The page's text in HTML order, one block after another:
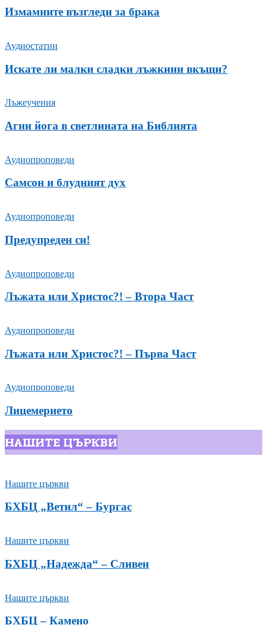
Измамните възгледи за брака
Аудиостатии
Искате ли малки сладки лъжкини вкъщи?
Лъжеучения
Агни йога в светлината на Библията
Аудиопроповеди
Самсон и блудният дух
Аудиопроповеди
Предупреден си!
Аудиопроповеди
Лъжата или Христос?! – Втора Част
Аудиопроповеди
Лъжата или Христос?! – Първа Част
Аудиопроповеди
Лицемерието
НАШИТЕ ЦЪРКВИ
Нашите църкви
БХБЦ „Ветил“ – Бургас
Нашите църкви
БХБЦ „Надежда“ – Сливен
Нашите църкви
БХБЦ – Камено